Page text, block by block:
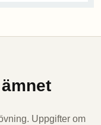
Uppgifter om